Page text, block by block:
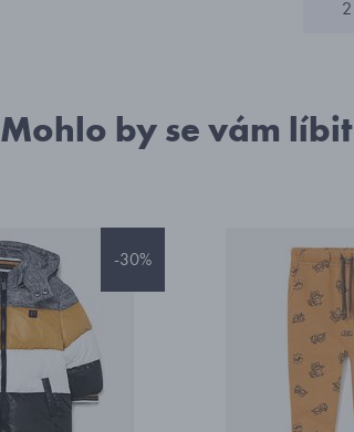
2
Mohlo by se vám líbit
-30%